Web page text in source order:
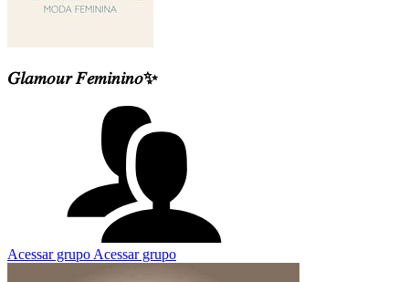
𝐺𝑙𝑎𝑚𝑜𝑢𝑟 𝐹𝑒𝑚𝑖𝑛𝑖𝑛𝑜✨
Acessar grupo Acessar grupo